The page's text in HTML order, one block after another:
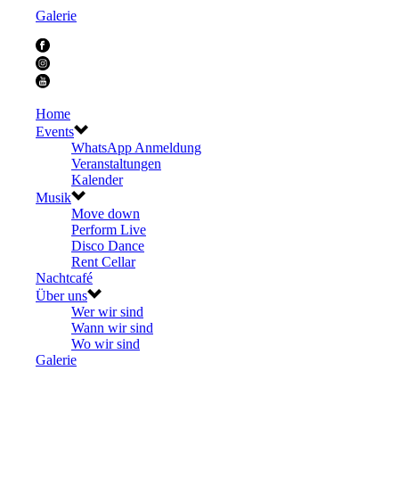
Galerie
Home
Events
WhatsApp Anmeldung
Veranstaltungen
Kalender
Musik
Move down
Perform Live
Disco Dance
Rent Cellar
Nachtcafé
Über uns
Wer wir sind
Wann wir sind
Wo wir sind
Galerie